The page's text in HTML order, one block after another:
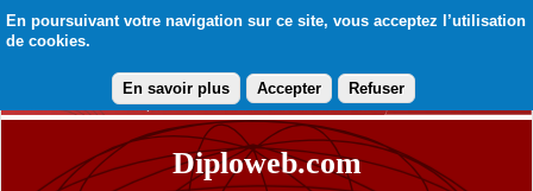
En poursuivant votre navigation sur ce site, vous acceptez l’utilisation
de cookies.
En savoir plus Accepter Refuser
Diploweb.com